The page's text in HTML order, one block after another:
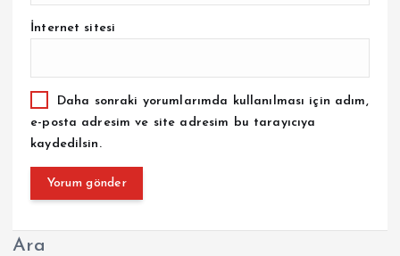
İnternet sitesi
Daha sonraki yorumlarımda kullanılması için adım,
e-posta adresim ve site adresim bu tarayıcıya
kaydedilsin.
Ara